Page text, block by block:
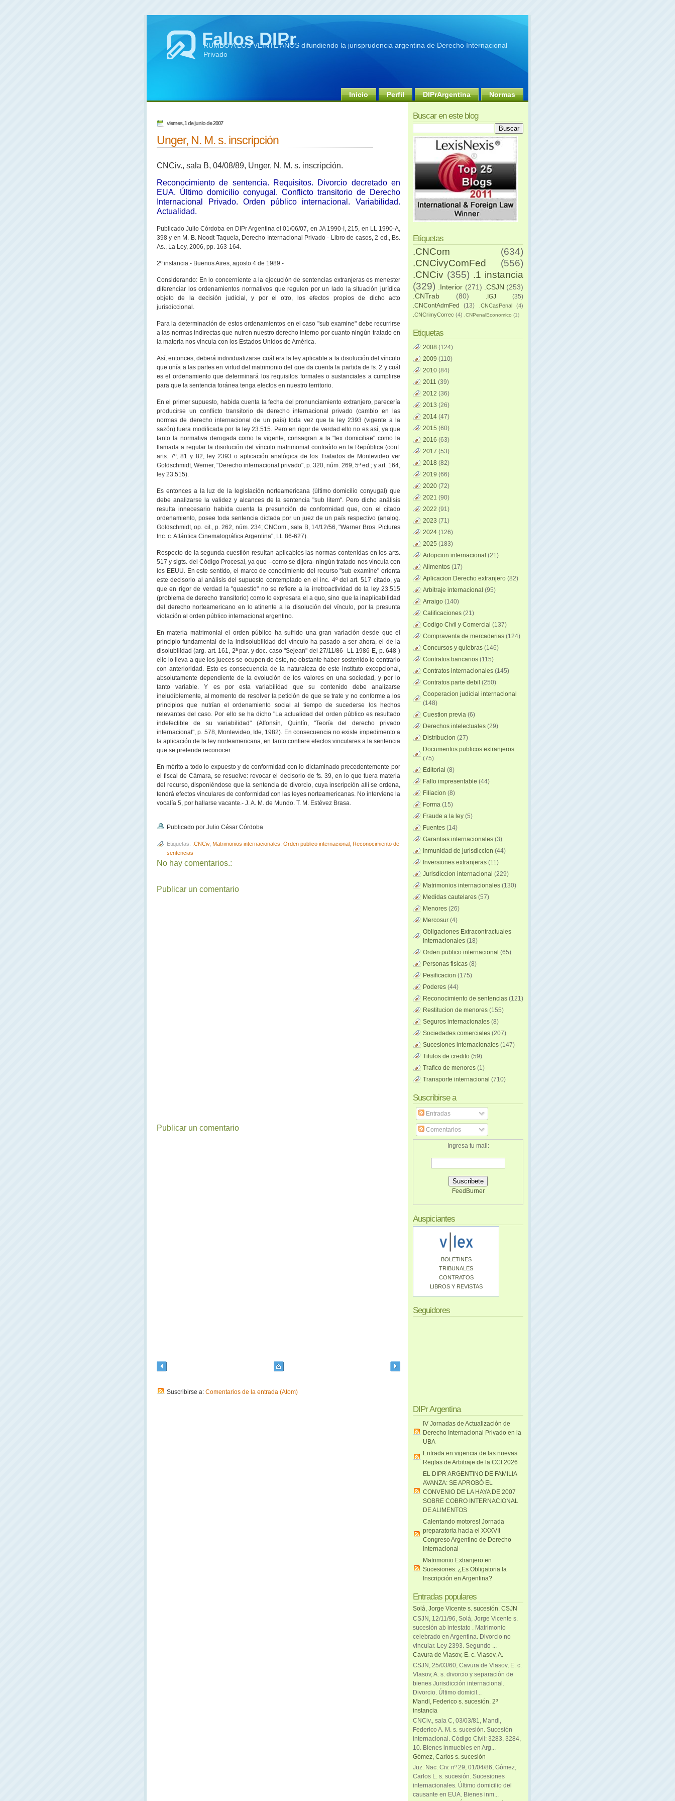
Fallos DIPr
RUMBO A LOS VEINTE AÑOS difundiendo la jurisprudencia argentina de Derecho Internacional
Privado
Inicio Perfil DIPrArgentina Normas
viernes, 1 de junio de 2007
Unger, N. M. s. inscripción
CNCiv., sala B, 04/08/89, Unger, N. M. s. inscripción.
Reconocimiento de sentencia. Requisitos. Divorcio decretado en
EUA. Último domicilio conyugal. Conflicto transitorio de Derecho
Internacional Privado. Orden público internacional. Variabilidad.
Actualidad.
Publicado Julio Córdoba en DIPr Argentina el 01/06/07, en JA 1990-I, 215, en LL 1990-A,
398 y en M. B. Noodt Taquela, Derecho Internacional Privado - Libro de casos, 2 ed., Bs.
As., La Ley, 2006, pp. 163-164.
2º instancia.- Buenos Aires, agosto 4 de 1989.-
Considerando: En lo concerniente a la ejecución de sentencias extranjeras es menester
diferenciar los ordenamientos normativos que regulen por un lado la situación jurídica
objeto de la decisión judicial, y por el otro, los efectos propios de dicho acto
jurisdiccional.
Para la determinación de estos ordenamientos en el caso "sub examine" debe recurrirse
a las normas indirectas que nutren nuestro derecho interno por cuanto ningún tratado en
la materia nos vincula con los Estados Unidos de América.
Así, entonces, deberá individualizarse cuál era la ley aplicable a la disolución del vínculo
que unía a las partes en virtud del matrimonio del que da cuenta la partida de fs. 2 y cuál
es el ordenamiento que determinará los requisitos formales o sustanciales a cumplirse
para que la sentencia foránea tenga efectos en nuestro territorio.
En el primer supuesto, habida cuenta la fecha del pronunciamiento extranjero, parecería
producirse un conflicto transitorio de derecho internacional privado (cambio en las
normas de derecho internacional de un país) toda vez que la ley 2393 (vigente a la
sazón) fuera modificada por la ley 23.515. Pero en rigor de verdad ello no es así, ya que
tanto la normativa derogada como la vigente, consagran a la "lex domiciliae" como la
llamada a regular la disolución del vínculo matrimonial contraído en la República (conf.
arts. 7º, 81 y 82, ley 2393 o aplicación analógica de los Tratados de Montevideo ver
Goldschmidt, Werner, "Derecho internacional privado", p. 320, núm. 269, 5ª ed.; y art. 164,
ley 23.515).
Es entonces a la luz de la legislación norteamericana (último domicilio conyugal) que
debe analizarse la validez y alcances de la sentencia "sub litem". Pero dicho análisis
resulta innecesario habida cuenta la presunción de conformidad que, con el citado
ordenamiento, posee toda sentencia dictada por un juez de un país respectivo (analog.
Goldschmidt, op. cit., p. 262, núm. 234; CNCom., sala B, 14/12/56, "Warner Bros. Pictures
Inc. c. Atlántica CinematográficaArgentina", LL 86-627).
Respecto de la segunda cuestión resultan aplicables las normas contenidas en los arts.
517 y sigts. del Código Procesal, ya que –como se dijera- ningún tratado nos vincula con
los EEUU. En este sentido, el marco de conocimiento del recurso "sub examine" orienta
este decisorio al análisis del supuesto contemplado en el inc. 4º del art. 517 citado, ya
que en rigor de verdad la "quaestio" no se refiere a la irretroactividad de la ley 23.515
(problema de derecho transitorio) como lo expresara el a quo, sino que la inaplicabilidad
del derecho norteamericano en lo atinente a la disolución del vínculo, por la presunta
violación al orden público internacional argentino.
En materia matrimonial el orden público ha sufrido una gran variación desde que el
principio fundamental de la indisolubilidad del vínculo ha pasado a ser ahora, el de la
disolubilidad (arg. art. 161, 2ª par. y doc. caso "Sejean" del 27/11/86 -LL 1986-E, p. 648-)
ello lo lleva a que los jueces se ocupen de éste, no obstante haber sostenido lo contrario
con anterioridad. Esto es consecuencia de la naturaleza de este instituto excepcional,
absolutamente dependiente de la evolución de los valores en una sociedad, y por lo
tanto variable. Y es por esta variabilidad que su contenido debe analizarse
ineludiblemente, al momento de resolver la petición de que se trate y no conforme a los
principios que nutrían el ordenamiento social al tiempo de sucederse los hechos
relevantes del caso. Por ello se ha dicho "La actualidad del orden público es resultado
indefectible de su variabilidad" (Alfonsín, Quintín, "Teoría del derecho privado
internacional", p. 578, Montevideo, Ide, 1982). En consecuencia no existe impedimento a
la aplicación de la ley norteamericana, en tanto confiere efectos vinculares a la sentencia
que se pretende reconocer.
En mérito a todo lo expuesto y de conformidad con lo dictaminado precedentemente por
el fiscal de Cámara, se resuelve: revocar el decisorio de fs. 39, en lo que fuera materia
del recurso, disponiéndose que la sentencia de divorcio, cuya inscripción allí se ordena,
tendrá efectos vinculares de conformidad con las leyes norteamericanas. No interviene la
vocalía 5, por hallarse vacante.- J. A. M. de Mundo. T. M. Estévez Brasa.
Publicado por Julio César Córdoba
Etiquetas: .CNCiv, Matrimonios internacionales Orden publico internacional Reconocimiento de
sentencias
No hay comentarios.:
Publicar un comentario
Publicar un comentario
Suscribirse a: Comentarios de la entrada (Atom)
Buscar en este blog
Etiquetas
.CNCom
(634)
.CNCivyComFed
(556)
.CNCiv (355) .1 instancia
(329)
.Interior (271) .CSJN (253)
.CNTrab
(80) .IGJ
(35)
.CNContAdmFed
(13) .CNCasPenal
(4)
.CNCrimyCorrec (4) .CNPenalEconomico (1)
Etiquetas
2008 (124)
2009 (110)
2010 (84)
2011 (39)
2012 (36)
2013 (26)
2014 (47)
2015 (60)
2016 (63)
2017 (53)
2018 (82)
2019 (66)
2020 (72)
2021 (90)
2022 (91)
2023 (71)
2024 (126)
2025 (183)
Adopcion internacional (21)
Alimentos (17)
Aplicacion Derecho extranjero (82)
Arbitraje internacional (95)
Arraigo (140)
Calificaciones (21)
Codigo Civil y Comercial (137)
Compraventa de mercaderias (124)
Concursos y quiebras (146)
Contratos bancarios (115)
Contratos internacionales (145)
Contratos parte debil (250)
Cooperacion judicial internacional
(148)
Cuestion previa (6)
Derechos intelectuales (29)
Distribucion (27)
Documentos publicos extranjeros
(75)
Editorial (8)
Fallo impresentable (44)
Filiacion (8)
Forma (15)
Fraude a la ley (5)
Fuentes (14)
Garantias internacionales (3)
Inmunidad de jurisdiccion (44)
Inversiones extranjeras (11)
Jurisdiccion internacional (229)
Matrimonios internacionales (130)
Medidas cautelares (57)
Menores (26)
Mercosur (4)
Obligaciones Extracontractuales
Internacionales (18)
Orden publico internacional (65)
Personas fisicas (8)
Pesificacion (175)
Poderes (44)
Reconocimiento de sentencias (121)
Restitucion de menores (155)
Seguros internacionales (8)
Sociedades comerciales (207)
Sucesiones internacionales (147)
Titulos de credito (59)
Trafico de menores (1)
Transporte internacional (710)
Suscribirse a
Entradas
Comentarios
Ingresa tu mail:
FeedBurner
Auspiciantes
BOLETINES
TRIBUNALES
CONTRATOS
LIBROS Y REVISTAS
Seguidores
DIPr Argentina
IV Jornadas de Actualización de
Derecho Internacional Privado en la
UBA
Entrada en vigencia de las nuevas
Reglas de Arbitraje de la CCI 2026
EL DIPR ARGENTINO DE FAMILIA
AVANZA: SE APROBÓ EL
CONVENIO DE LA HAYA DE 2007
SOBRE COBRO INTERNACIONAL
DE ALIMENTOS
Calentando motores! Jornada
preparatoria hacia el XXXVII
Congreso Argentino de Derecho
Internacional
Matrimonio Extranjero en
Sucesiones: ¿Es Obligatoria la
Inscripción en Argentina?
Entradas populares
Solá, Jorge Vicente s. sucesión. CSJN
CSJN, 12/11/96, Solá, Jorge Vicente s.
sucesión ab intestato . Matrimonio
celebrado en Argentina. Divorcio no
vincular. Ley 2393. Segundo ...
Cavura de Vlasov, E. c. Vlasov, A.
CSJN, 25/03/60, Cavura de Vlasov, E. c.
Vlasov, A. s. divorcio y separación de
bienes Jurisdicción internacional.
Divorcio. Último domicil...
Mandl, Federico s. sucesión. 2º
instancia
CNCiv., sala C, 03/03/81, Mandl,
Federico A. M. s. sucesión. Sucesión
internacional. Código Civil: 3283, 3284,
10. Bienes inmuebles en Arg...
Gómez, Carlos s. sucesión
Juz. Nac. Civ. nº 29, 01/04/86, Gómez,
Carlos L. s. sucesión. Sucesiones
internacionales. Último domicilio del
causante en EUA. Bienes inm...